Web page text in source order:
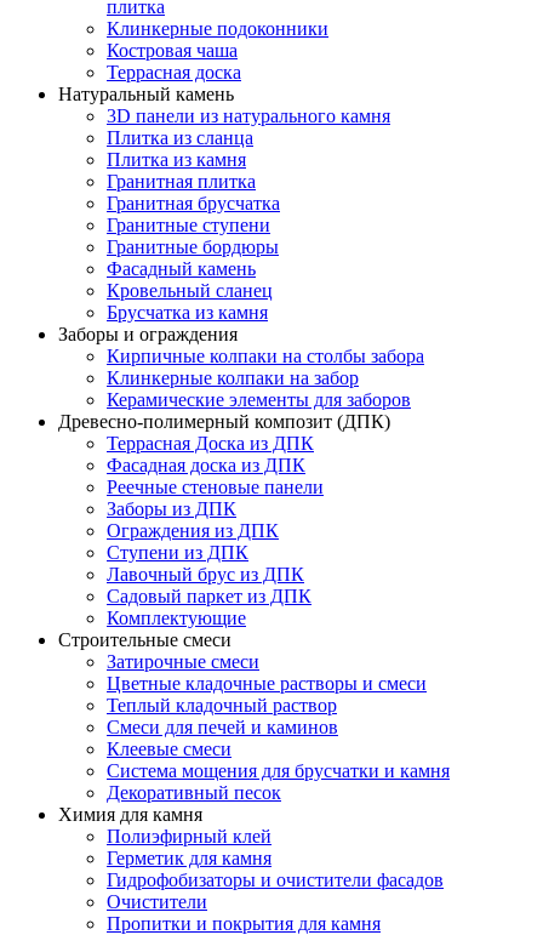
плитка
Клинкерные подоконники
Костровая чаша
Террасная доска
Натуральный камень
3D панели из натурального камня
Плитка из сланца
Плитка из камня
Гранитная плитка
Гранитная брусчатка
Гранитные ступени
Гранитные бордюры
Фасадный камень
Кровельный сланец
Брусчатка из камня
Заборы и ограждения
Кирпичные колпаки на столбы забора
Клинкерные колпаки на забор
Керамические элементы для заборов
Древесно-полимерный композит (ДПК)
Террасная Доска из ДПК
Фасадная доска из ДПК
Реечные стеновые панели
Заборы из ДПК
Ограждения из ДПК
Ступени из ДПК
Лавочный брус из ДПК
Садовый паркет из ДПК
Комплектующие
Строительные смеси
Затирочные смеси
Цветные кладочные растворы и смеси
Теплый кладочный раствор
Смеси для печей и каминов
Клеевые смеси
Система мощения для брусчатки и камня
Декоративный песок
Химия для камня
Полиэфирный клей
Герметик для камня
Гидрофобизаторы и очистители фасадов
Очистители
Пропитки и покрытия для камня